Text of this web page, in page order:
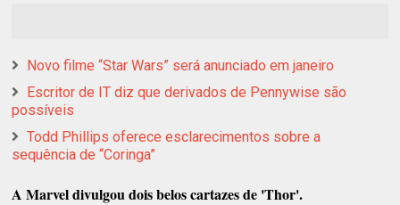
Novo filme “Star Wars” será anunciado em janeiro
Escritor de IT diz que derivados de Pennywise são
possíveis
Todd Phillips oferece esclarecimentos sobre a
sequência de “Coringa”
A Marvel divulgou dois belos cartazes de 'Thor'.